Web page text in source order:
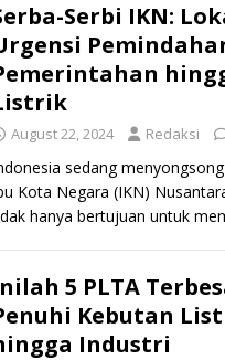
Serbi IKN:
August 22, 2024 Redaksi
sedang
Kota Negara (IKN)
hanya bertujuan untuk
5 PLTA
Kebutan
Industri